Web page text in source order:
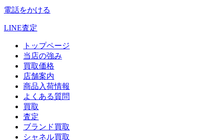
電話をかける
LINE査定
トップページ
当店の強み
買取価格
店舗案内
商品入荷情報
よくある質問
買取
査定
ブランド買取
シャネル買取